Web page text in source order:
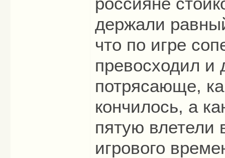
держали
что по игре
превосходил
потрясающе,
кончилось, а
пятую влетели
игрового